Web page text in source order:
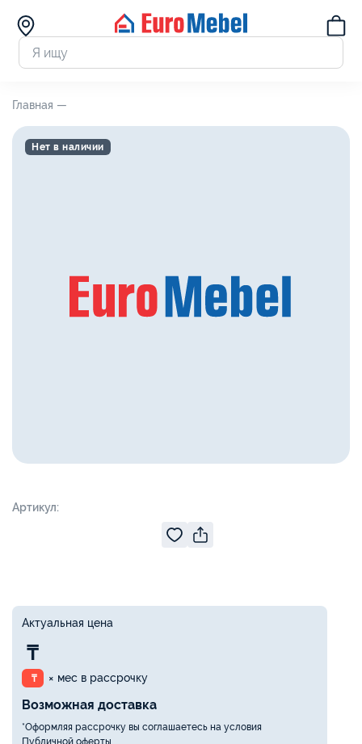
Главная —
Артикул:
Нет в наличии
Актуальная цена
₸
₸ × мес в рассрочку
Возможная доставка
*Оформляя рассрочку вы соглашаетесь на условия
Публичной оферты